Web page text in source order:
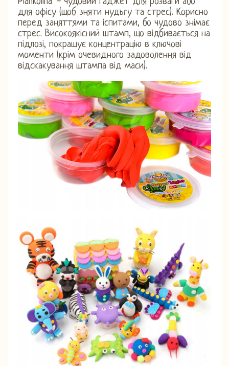
для офісу (щоб зняти нудьгу та стрес). Корисно
перед заняттями та іспитами, бо чудово знімає
стрес. Високоякісний штамп, що відбивається на
підлозі, покращує концентрацію в ключові
моменти (крім очевидного задоволення від
відскакування штампа від маси).